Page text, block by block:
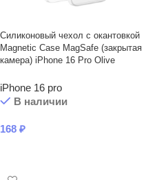
Силиконовый чехол с окантовкой
Magnetic Case MagSafe (закрытая
камера) iPhone 16 Pro Olive
iPhone 16 pro
В наличии
168 ₽